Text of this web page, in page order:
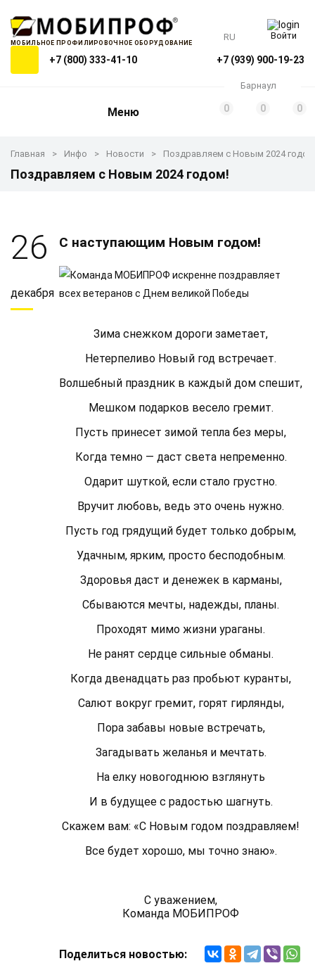
МОБИЛЬНОЕ ПРОФИЛИРОВОЧНОЕ ОБОРУДОВАНИЕ
+7 (800) 333-41-10 +7 (939) 900-19-23
RU Войти
Барнаул
Меню 0 0 0
Главная Инфо Новости Поздравляем с Новым 2024
Поздравляем с Новым 2024 годом!
26
декабря
С наступающим Новым годом!
Зима снежком дороги заметает,
Нетерпеливо Новый год встречает.
Волшебный праздник в каждый дом спешит,
Мешком подарков весело гремит.
Пусть принесет зимой тепла без меры,
Когда темно — даст света непременно.
Одарит шуткой, если стало грустно.
Вручит любовь, ведь это очень нужно.
Пусть год грядущий будет только добрым,
Удачным, ярким, просто бесподобным.
Здоровья даст и денежек в карманы,
Сбываются мечты, надежды, планы.
Проходят мимо жизни ураганы.
Не ранят сердце сильные обманы.
Когда двенадцать раз пробьют куранты,
Салют вокруг гремит, горят гирлянды,
Пора забавы новые встречать,
Загадывать желанья и мечтать.
На елку новогоднюю взглянуть
И в будущее с радостью шагнуть.
Скажем вам: «С Новым годом поздравляем!
Все будет хорошо, мы точно знаю».
С уважением,
Команда МОБИПРОФ
Поделиться новостью: